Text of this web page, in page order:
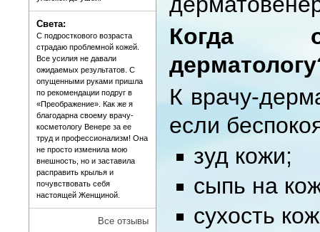
Света:
С подросткового возраста
страдаю проблемной кожей.
Все усилия не давали
ожидаемых результатов. С
опущенными руками пришла
по рекомендации подруг в
«Преображение». Как же я
благодарна своему врачу-
косметологу Венере за ее
труд и профессионализм! Она
не просто изменила мою
внешность, но и заставила
расправить крылья и
почувствовать себя
настоящей Женщиной.
Все отзывы
Когда
К врачу-
если
зуд кожи;
сыпь на
сухость